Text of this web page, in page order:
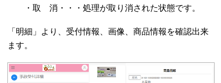
・取 消・・・処理が取り消された状態です。
「明細」より、受付情報、画像、商品情報を確認出来
ます。